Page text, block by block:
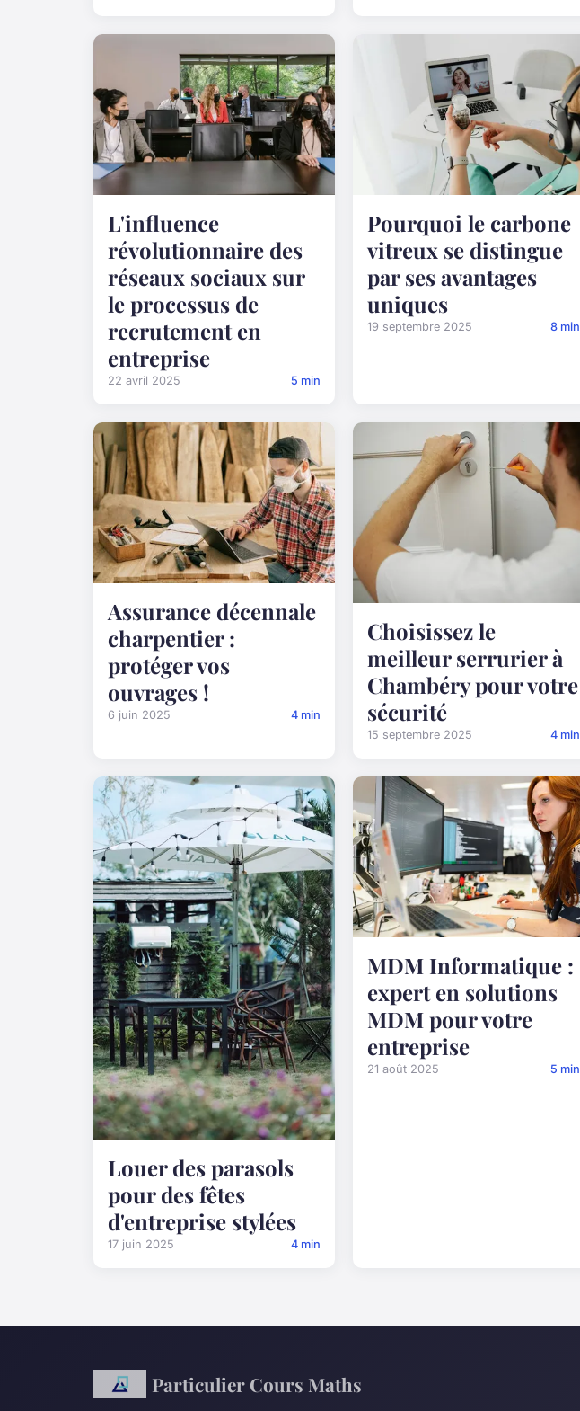
L'influence
révolutionnaire des
réseaux sociaux sur
le processus de
recrutement en
entreprise
22 avril 2025 5 min
Pourquoi le carbone
vitreux se distingue
par ses avantages
uniques
19 septembre 2025 8 min
Assurance décennale
charpentier :
protéger vos
ouvrages !
6 juin 2025 4 min
Choisissez le
meilleur serrurier à
Chambéry pour votre
sécurité
15 septembre 2025 4 min
Louer des parasols
pour des fêtes
d'entreprise stylées
17 juin 2025 4 min
MDM Informatique :
expert en solutions
MDM pour votre
entreprise
21 août 2025 5 min
Particulier Cours Maths